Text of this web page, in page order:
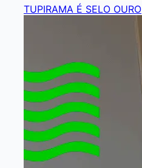
TUPIRAMA É SELO OURO